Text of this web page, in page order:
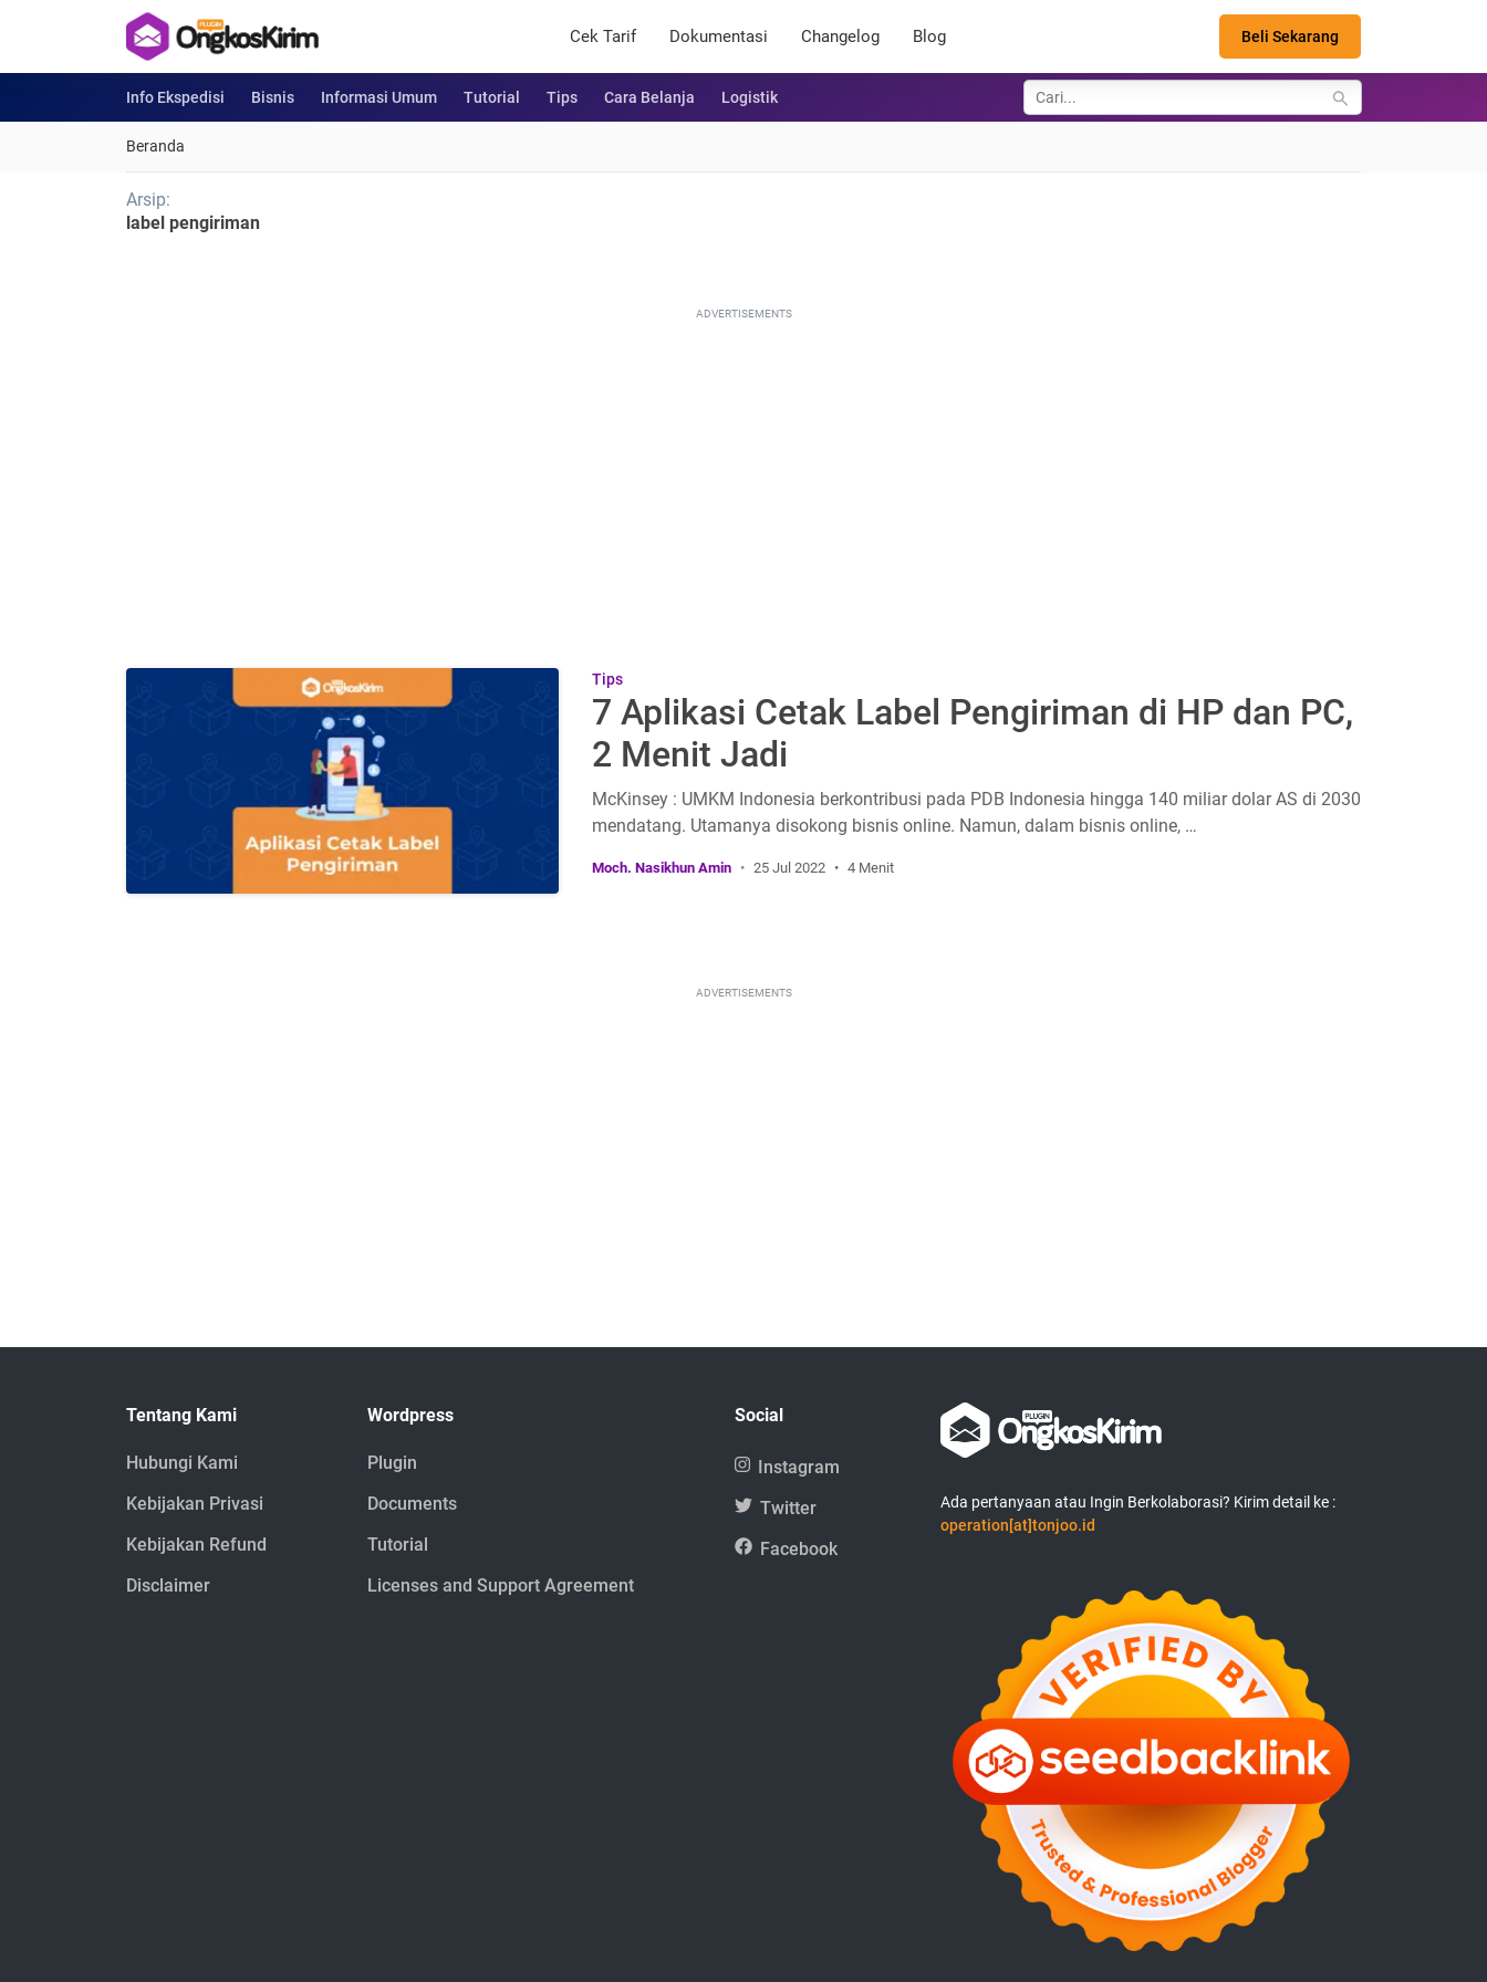
Cek Tarif Dokumentasi Changelog Blog Beli Sekarang
Info Ekspedisi Bisnis Informasi Umum Tutorial Tips Cara Belanja Logistik
Beranda
Arsip:
label pengiriman
ADVERTISEMENTS
Tips
7 Aplikasi Cetak Label Pengiriman di HP dan PC,
2 Menit Jadi
McKinsey : UMKM Indonesia berkontribusi pada PDB Indonesia hingga 140 miliar dolar AS di 2030
mendatang. Utamanya disokong bisnis online. Namun, dalam bisnis online, …
Moch. Nasikhun Amin 25 Jul 2022 4 Menit
ADVERTISEMENTS
Tentang Kami
Hubungi Kami
Kebijakan Privasi
Kebijakan Refund
Disclaimer
Wordpress
Plugin
Documents
Tutorial
Licenses and Support Agreement
Social
Instagram
Twitter
Facebook
Ada pertanyaan atau Ingin Berkolaborasi? Kirim detail ke :
operation[at]tonjoo.id